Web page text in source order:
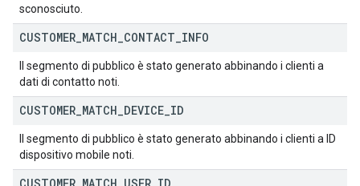
sconosciuto.
CUSTOMER MATCH CONTACT INFO
Il segmento di pubblico è stato generato abbinando i clienti a
dati di contatto noti.
CUSTOMER MATCH DEVICE ID
Il segmento di pubblico è stato generato abbinando i clienti a ID
dispositivo mobile noti.